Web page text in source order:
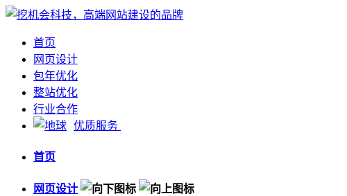
首页
网页设计
包年优化
整站优化
行业合作
优质服务
首页
网页设计